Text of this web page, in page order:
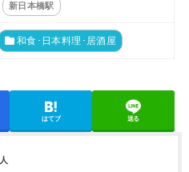
新日本橋駅
和食･日本料理･居酒屋
はてブ 送る